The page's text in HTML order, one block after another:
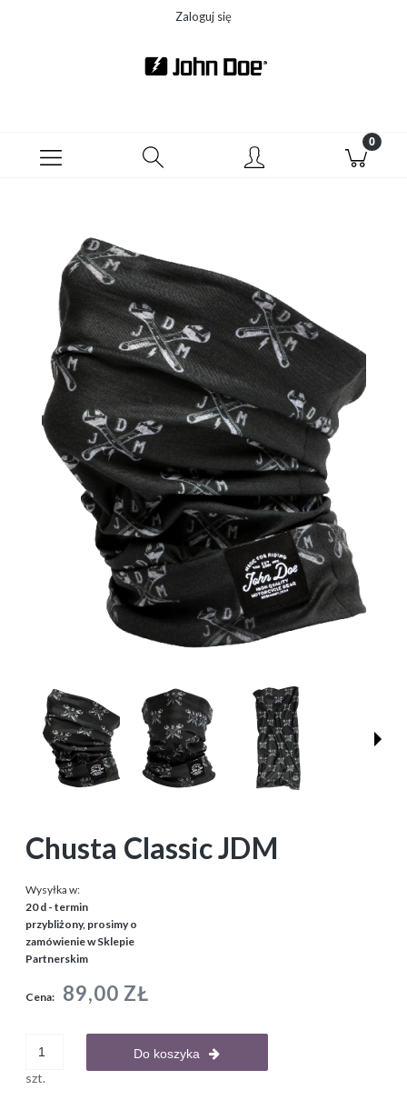
Zaloguj się
Chusta Classic JDM
Wysyłka w:
20 d - termin
przybliżony, prosimy o
zamówienie w Sklepie
Partnerskim
Cena: 89,00 ZŁ
szt.
Do koszyka